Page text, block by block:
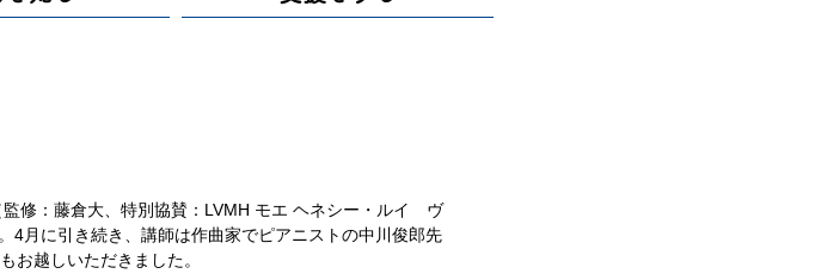
修：藤倉大、特別協賛：LVMH モエ ヘネシー・ルイ　ヴ
4月に引き続き、講師は作曲家でピアニストの中川俊郎先
お越しいただきました。